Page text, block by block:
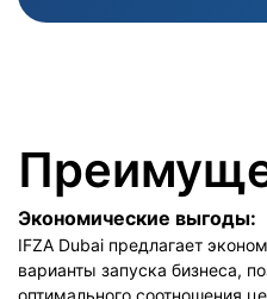
Экономические выгоды:
IFZA Dubai предлагает
варианты запуска бизнеса,
оптимального соотношения